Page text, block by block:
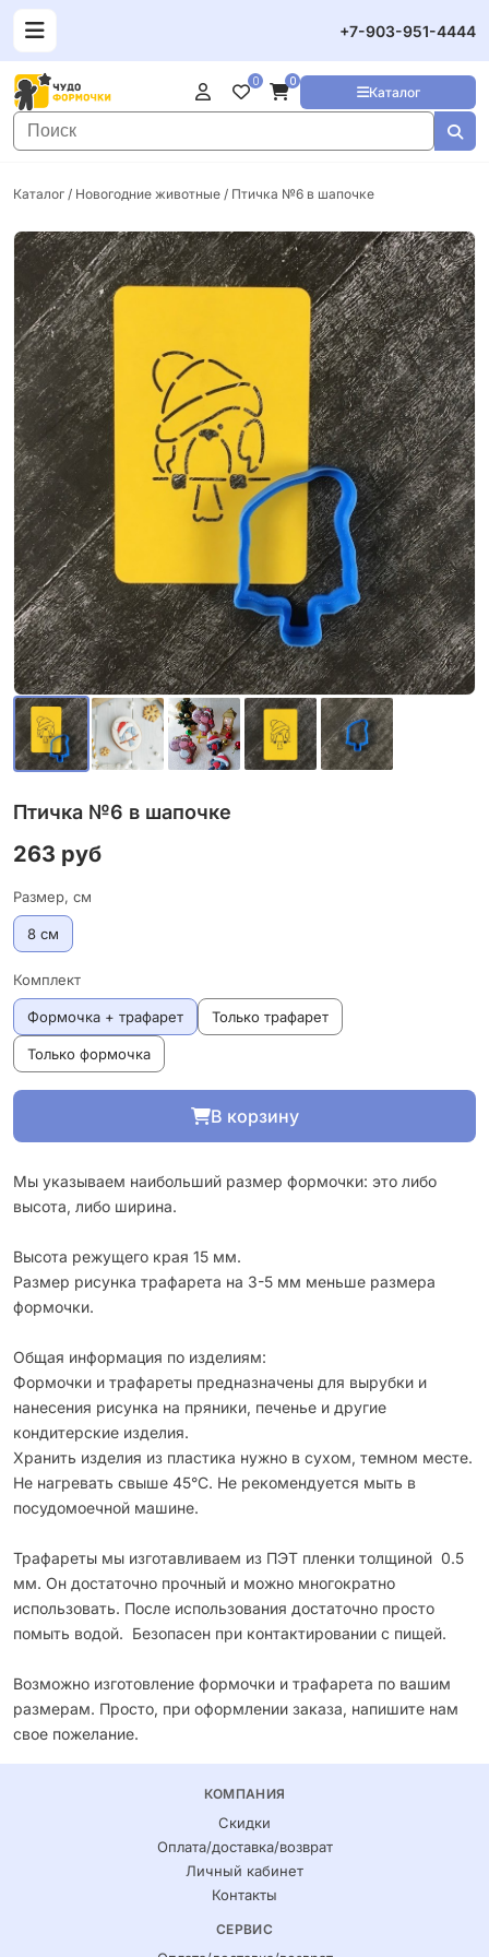
+7-903-951-4444
Каталог
0 0
Каталог / Новогодние животные / Птичка №6 в шапочке
Птичка №6 в шапочке
263 руб
Размер, см
8 см
Комплект
Формочка + трафарет Только трафарет
Только формочка
В корзину
Мы указываем наибольший размер формочки: это либо
высота, либо ширина.
Высота режущего края 15 мм.
Размер рисунка трафарета на 3-5 мм меньше размера
формочки.
Общая информация по изделиям:
Формочки и трафареты предназначены для вырубки и
нанесения рисунка на пряники, печенье и другие
кондитерские изделия.
Хранить изделия из пластика нужно в сухом, темном месте.
Не нагревать свыше 45°С. Не рекомендуется мыть в
посудомоечной машине.
Трафареты мы изготавливаем из ПЭТ пленки толщиной 0.5
мм. Он достаточно прочный и можно многократно
использовать. После использования достаточно просто
помыть водой. Безопасен при контактировании с пищей.
Возможно изготовление формочки и трафарета по вашим
размерам. Просто, при оформлении заказа, напишите нам
свое пожелание.
КОМПАНИЯ
Скидки
Оплата/доставка/возврат
Личный кабинет
Контакты
СЕРВИС